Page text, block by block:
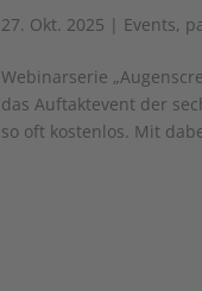
27. Okt. 2025 | Events,
Webinarserie
das Auftaktevent der
so oft kostenlos. Mit